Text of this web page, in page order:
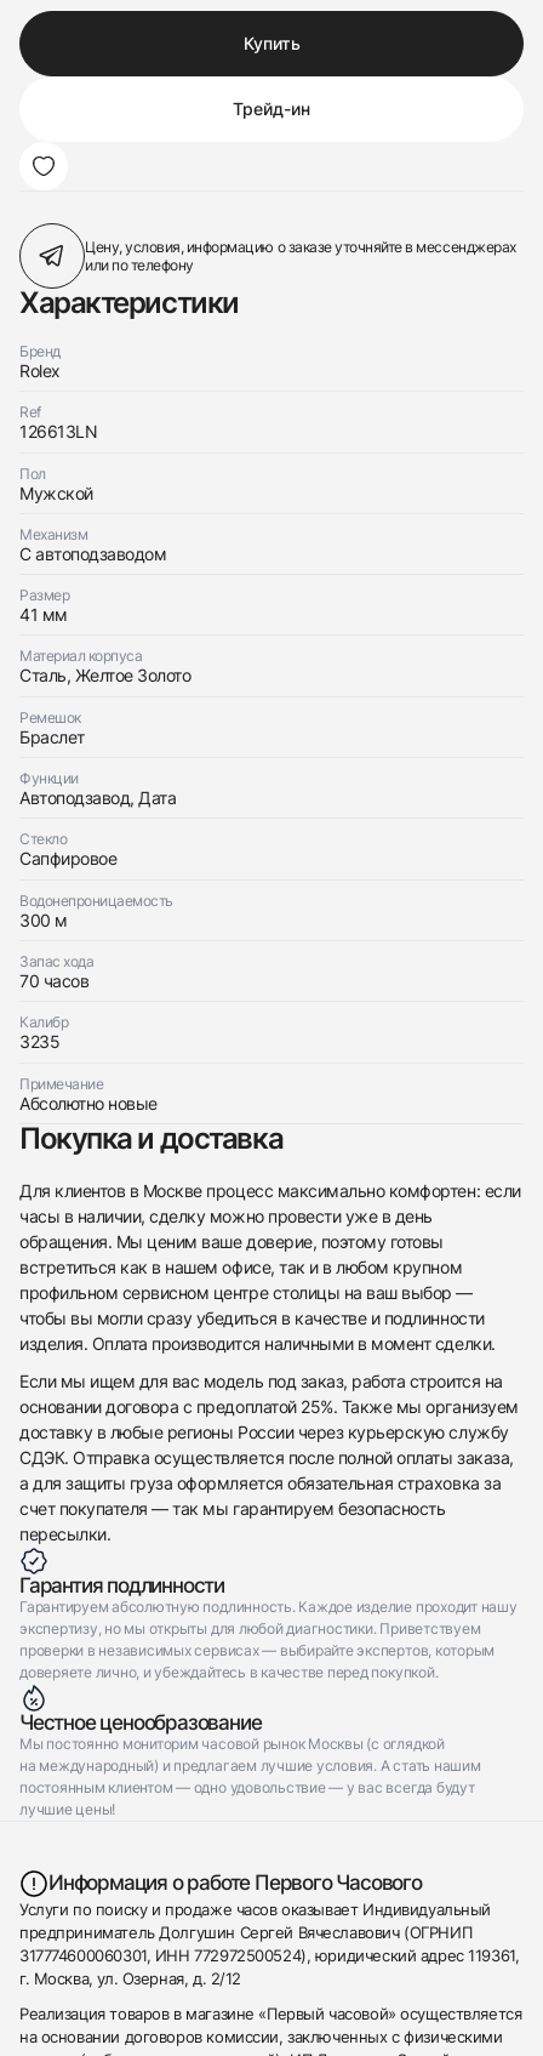
438
285
145
142
205
204
195
150
6
Купить
Трейд-ин
Цену, условия, информацию о заказеуточняйте в мессенджерах
или по телефону
Характеристики
Бренд
Rolex
Ref
126613LN
Пол
Мужской
Механизм
С автоподзаводом
Размер
41 мм
Материал корпуса
Сталь, Желтое Золото
Ремешок
Браслет
Функции
Автоподзавод, Дата
Стекло
Сапфировое
Водонепроницаемость
300 м
Запас хода
70 часов
Калибр
3235
Примечание
Абсолютно новые
Покупка и доставка
Для клиентов в Москве процесс максимально комфортен: если
часы в наличии, сделку можно провести уже в день
обращения. Мы ценим ваше доверие, поэтому готовы
встретиться как в нашем офисе, так и в любом крупном
профильном сервисном центре столицы на ваш выбор —
чтобы вы могли сразу убедиться в качестве и подлинности
изделия. Оплата производится наличными в момент сделки.
Если мы ищем для вас модель под заказ, работа строится на
основании договора с предоплатой 25%. Также мы организуем
доставку в любые регионы России через курьерскую службу
СДЭК. Отправка осуществляется после полной оплаты заказа,
а для защиты груза оформляется обязательная страховка за
счет покупателя — так мы гарантируем безопасность
пересылки.
Гарантия подлинности
Гарантируем абсолютную подлинность. Каждое изделие проходит нашу
экспертизу, но мы открыты для любой диагностики. Приветствуем
проверки в независимых сервисах — выбирайте экспертов, которым
доверяете лично, и убеждайтесь в качестве перед покупкой.
Честное ценообразование
Мы постоянно мониторим часовой рынок Москвы (с оглядкой
на международный) и предлагаем лучшие условия. А стать нашим
постоянным клиентом — одно удовольствие — у вас всегда будут
лучшие цены!
Информация о работе Первого Часового
Услуги по поиску и продаже часов оказывает Индивидуальный
предприниматель Долгушин Сергей Вячеславович (ОГРНИП
317774600060301, ИНН 772972500524), юридический адрес 119361,
г. Москва, ул. Озерная, д. 2/12
Реализация товаров в магазине «Первый часовой» осуществляется
на основании договоров комиссии, заключенных с физическими
Купить эти часы
Оставьте ваши контактные данные и мы свяжемся
с вами
Rolex
Submariner Steel & Yellow Gold Black Dial
НовыеКоробка + Документы
$23,200
Трейд-ин часов
Оставьте ваши контактные данные и мы свяжемся
с вами
Rolex
Submariner Steel & Yellow Gold Black Dial
НовыеКоробка + Документы
$23,200
Приложите фото ваших часов…
Отправить заявку